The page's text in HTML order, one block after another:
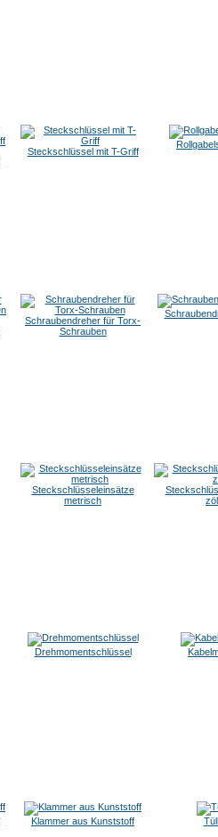
Steckschlüssel mit T-Griff
Schraubendreher für Torx-
Schrauben
Steckschlüsseleinsätze
metrisch
Drehmomentschlüssel
Klammer aus Kunststoff